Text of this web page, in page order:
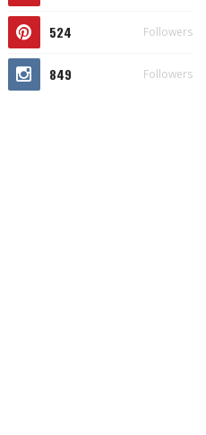
524 Followers
849 Followers